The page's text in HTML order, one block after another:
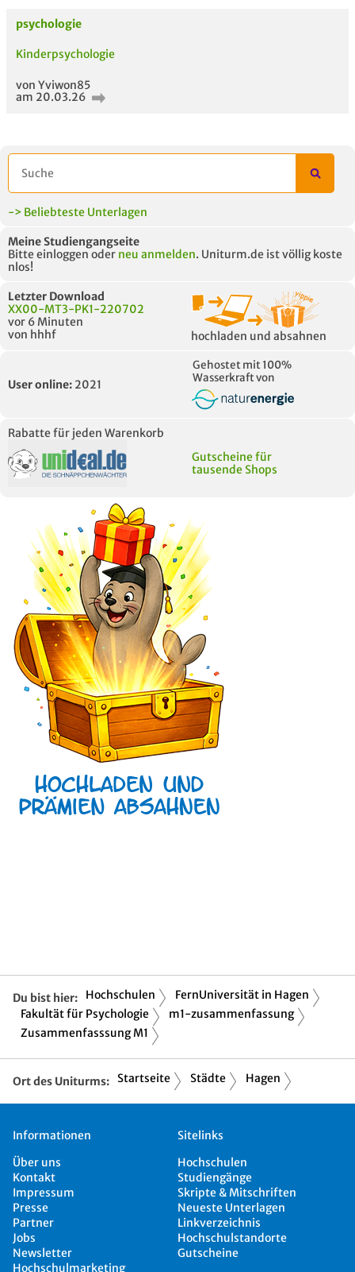
psychologie
Kinderpsychologie
von Yviwon85
am 20.03.26
-> Beliebteste Unterlagen
Meine Studiengangseite
Bitte einloggen oder neu anmelden. Uniturm.de ist völlig koste
nlos!
Letzter Download
XX00-MT3-PK1-220702
vor 6 Minuten
von hhhf
hochladen und absahnen
User online: 2021
Gehostet mit 100%
Wasserkraft von
Rabatte für jeden Warenkorb
Gutscheine für
tausende Shops
Du bist hier: Hochschulen
FernUniversität in Hagen
Fakultät für Psychologie
m1-zusammenfassung
Zusammenfasssung M1
Ort des Uniturms: Startseite Städte Hagen
Informationen
Über uns
Kontakt
Impressum
Presse
Partner
Jobs
Newsletter
Hochschulmarketing
Sitelinks
Hochschulen
Studiengänge
Skripte & Mitschriften
Neueste Unterlagen
Linkverzeichnis
Hochschulstandorte
Gutscheine